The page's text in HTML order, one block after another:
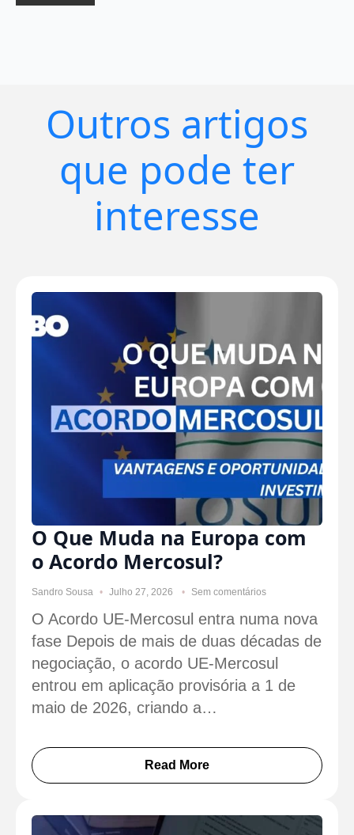
Outros artigos
que pode ter
interesse
O Que Muda na Europa com
o Acordo Mercosul?
Sandro Sousa Julho 27, 2026 Sem comentários
O Acordo UE-Mercosul entra numa nova
fase Depois de mais de duas décadas de
negociação, o acordo UE-Mercosul
entrou em aplicação provisória a 1 de
maio de 2026, criando a…
Read More